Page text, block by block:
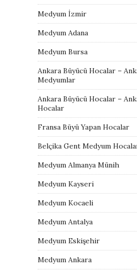
Medyum İzmir
Medyum Adana
Medyum Bursa
Ankara Büyücü Hocalar –
Medyumlar
Ankara Büyücü Hocalar –
Hocalar
Fransa Büyü Yapan Hocalar
Belçika Gent Medyum
Medyum Almanya Münih
Medyum Kayseri
Medyum Kocaeli
Medyum Antalya
Medyum Eskişehir
Medyum Ankara